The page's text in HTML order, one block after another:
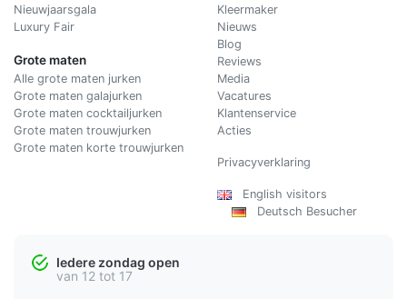
Nieuwjaarsgala
Luxury Fair
Grote maten
Alle grote maten jurken
Grote maten galajurken
Grote maten cocktailjurken
Grote maten trouwjurken
Grote maten korte trouwjurken
Kleermaker
Nieuws
Blog
Reviews
Media
Vacatures
Klantenservice
Acties
Privacyverklaring
English visitors
Deutsch Besucher
Iedere zondag open
van 12 tot 17